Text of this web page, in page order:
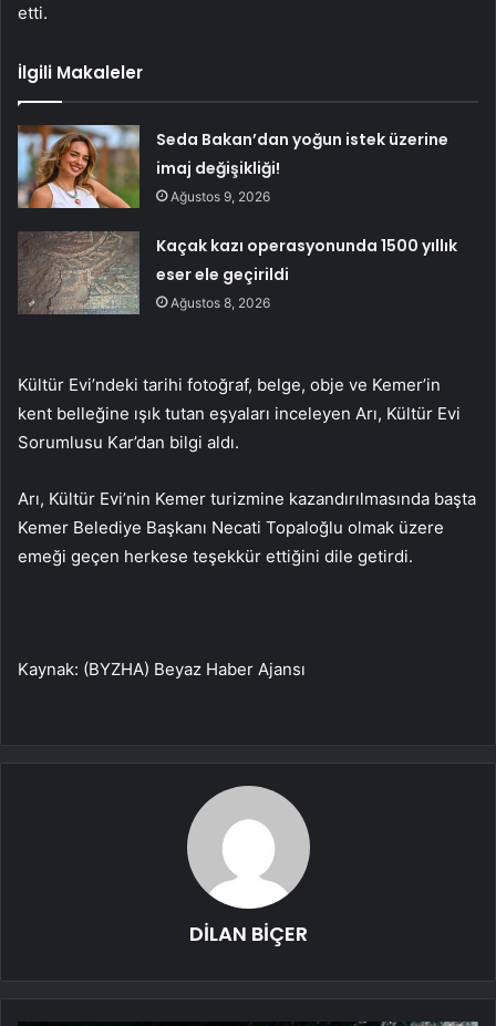
etti.
İlgili Makaleler
Seda Bakan’dan yoğun istek üzerine
imaj değişikliği!
Ağustos 9, 2026
Kaçak kazı operasyonunda 1500 yıllık
eser ele geçirildi
Ağustos 8, 2026
Kültür Evi’ndeki tarihi fotoğraf, belge, obje ve Kemer’in
kent belleğine ışık tutan eşyaları inceleyen Arı, Kültür Evi
Sorumlusu Kar’dan bilgi aldı.
Arı, Kültür Evi’nin Kemer turizmine kazandırılmasında başta
Kemer Belediye Başkanı Necati Topaloğlu olmak üzere
emeği geçen herkese teşekkür ettiğini dile getirdi.
Kaynak: (BYZHA) Beyaz Haber Ajansı
DİLAN BİÇER